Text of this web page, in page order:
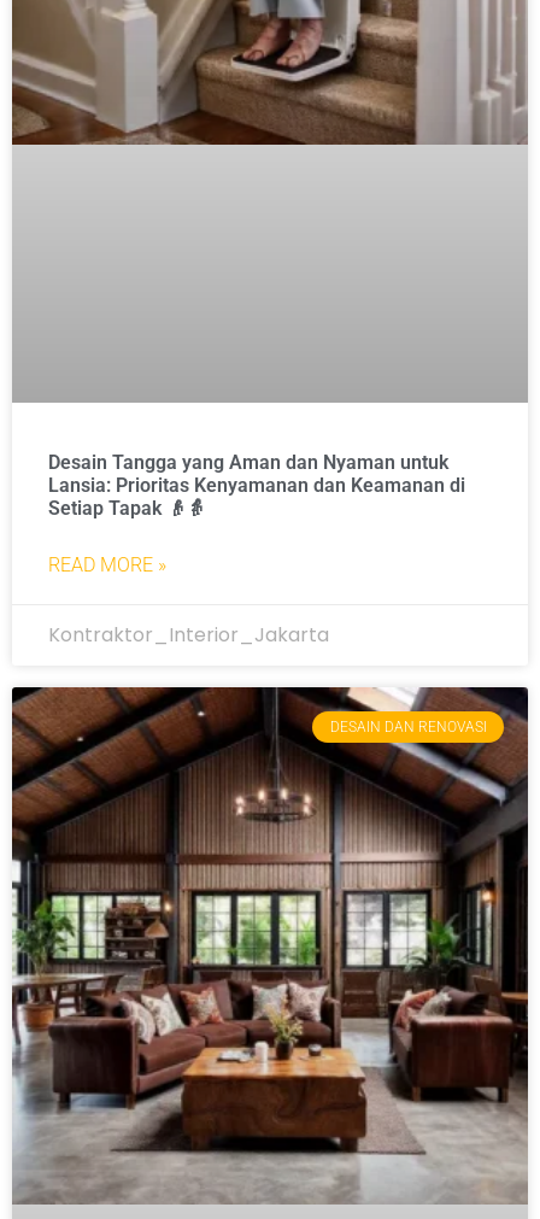
Desain Tangga yang Aman dan Nyaman untuk
Lansia: Prioritas Kenyamanan dan Keamanan di
Setiap Tapak 👴👵
READ MORE »
Kontraktor_Interior_Jakarta
DESAIN DAN RENOVASI